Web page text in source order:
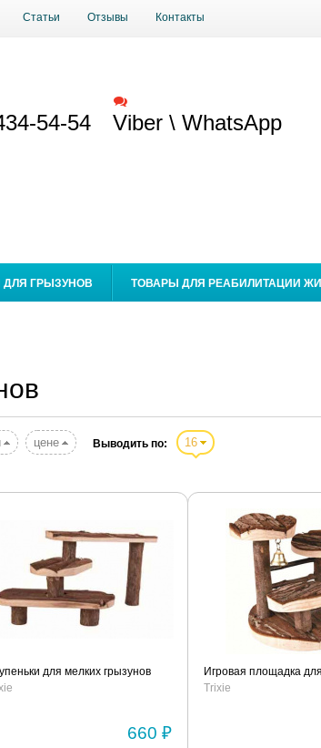
Статьи Отзывы Контакты
54-54 Viber \ WhatsApp
ДЛЯ ГРЫЗУНОВ ТОВАРЫ ДЛЯ РЕАБИЛИТАЦИИ
цене Выводить по: 16
для мелких грызунов
660 ₽
Игровая площадка
Trixie